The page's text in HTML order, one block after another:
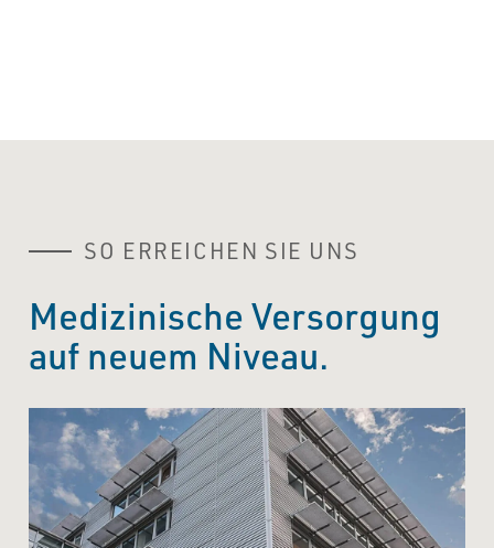
SO ERREICHEN SIE UNS
Medizinische Versorgung
auf neuem Niveau.